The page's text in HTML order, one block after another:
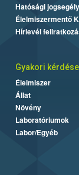
Hatósági jogsegély
Élelmiszermentő
Hírlevél
Gyakori
Élelmiszer
Állat
Növény
Laboratóriumok
Labor/Egyéb